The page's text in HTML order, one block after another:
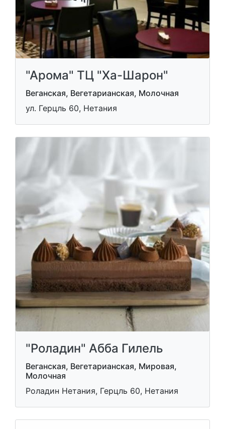
"Арома" ТЦ "Ха-Шарон"
Веганская, Вегетарианская, Молочная
ул. Герцль 60, Нетания
"Роладин" Абба Гилель
Веганская, Вегетарианская, Мировая,
Молочная
Роладин Нетания, Герцль 60, Нетания